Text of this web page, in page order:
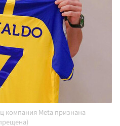
компания Meta признана